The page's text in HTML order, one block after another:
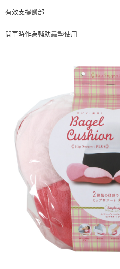
３．安心：先確認商品／服務後，再付款
１．於結帳方式選擇「AFTEE先享後付
ATM／網路銀行／等多元方式進行付款
※ 請注意：結帳手續完成當下不需立刻
購買商品的店家。未經商家同意取消之
後付繳納相關費用。
※ 交易是否成功請以「AFTEE先享後付
是否繳費成功／繳費後需取消欲退款等
客戶支援中心」 https://
【注意事項】
１．透過由恩沛科技股份有限公司提供
易，需依本服務之必要範圍內提供個人
權轉讓予恩沛科技股份有限公司。
２．關於個人資料處理事宜，請瀏覽以
https://aftee.tw/terms/#terms3
３．未成年的使用者請事先徵得法定代
「AFTEE先享後付」，若未經同意申辦
４．使用「AFTEE先享後付」時，將依
時審查核予不同之上限額度；若仍有額
請求用戶進行身份認證。
全家取貨付款
每筆NT$60，滿NT$699(含以上)免
付款後7-11取貨
每筆NT$60，滿NT$699(含以上)免
每筆NT$80，滿NT$1,000(含以上)
有效支撐臀部
開車時作為輔助靠墊使用